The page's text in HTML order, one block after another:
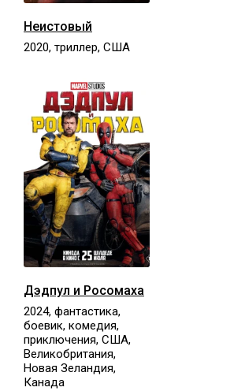
Неистовый
2020, триллер, США
Дэдпул и Росомаха
2024, фантастика,
боевик, комедия,
приключения, США,
Великобритания,
Новая Зеландия,
Канада